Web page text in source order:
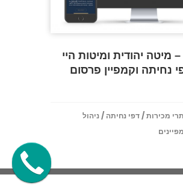
מיטה יהודית ומיטות היי
נחיתה וקמפיין פרסום
מכירות / דפי נחיתה / ניהול